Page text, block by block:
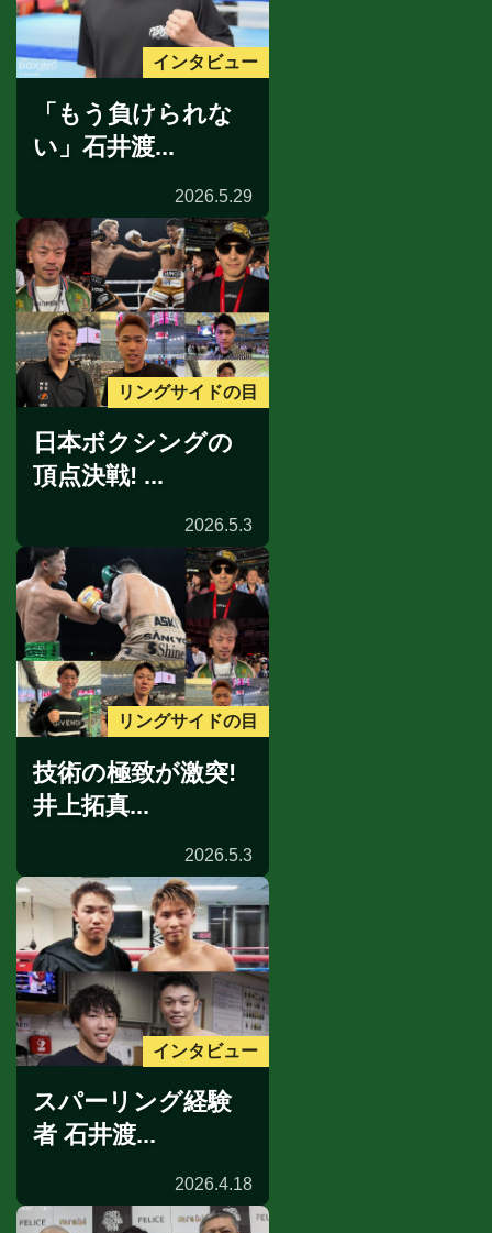
インタビュー
「もう負けられな
い」石井渡...
2026.5.29
リングサイドの目
日本ボクシングの
頂点決戦! ...
2026.5.3
リングサイドの目
技術の極致が激突!
井上拓真...
2026.5.3
インタビュー
スパーリング経験
者 石井渡...
2026.4.18